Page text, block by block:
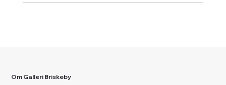
Om Galleri Briskeby